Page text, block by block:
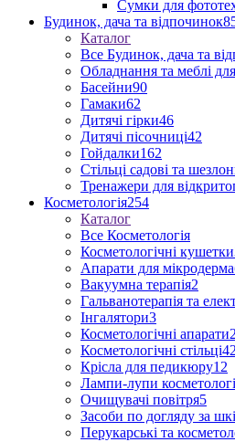
Сумки для
Будинок, дача та відпочинок
Каталог
Все Будинок, дача та
Обладнання та меблі
Басейни90
Гамаки62
Дитячі гірки46
Дитячі пісочниці42
Гойдалки162
Стільці садові та
Тренажери для
Косметологія254
Каталог
Все Косметологія
Косметологічні кушетки
Апарати для
Вакуумна терапія2
Гальванотерапія та
Інгалятори3
Косметологічні апарати
Косметологічні стільці42
Крісла для педикюру12
Лампи-лупи
Очищувачі повітря5
Засоби по догляду за
Перукарські та